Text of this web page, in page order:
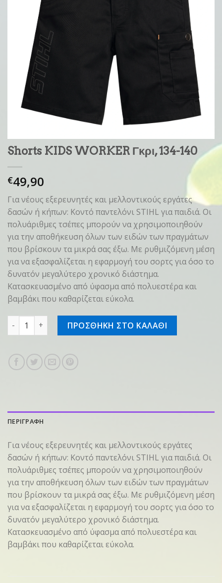
Shorts KIDS WORKER Γκρι, 134-140
€49,90
Για νέους εξερευνητές και μελλοντικούς εργάτες
δασών ή κήπων: Κοντό παντελόνι STIHL για παιδιά. Οι
πολυάριθμες τσέπες μπορούν να χρησιμοποιηθούν
για την αποθήκευση όλων των ειδών των πραγμάτων
που βρίσκουν τα μικρά σας έξω. Με ρυθμιζόμενη μέση
για να εξασφαλίζεται η εφαρμογή του σορτς για όσο το
δυνατόν μεγαλύτερο χρονικό διάστημα.
Κατασκευασμένο από ύφασμα από πολυεστέρα και
βαμβάκι που καθαρίζεται εύκολα.
Shorts KIDS WORKER Γκρι, 134-140 ποσότητα
ΠΡΟΣΘΗΚΗ ΣΤΟ ΚΑΛΑΘΙ
ΠΕΡΙΓΡΑΦΗ
Για νέους εξερευνητές και μελλοντικούς εργάτες
δασών ή κήπων: Κοντό παντελόνι STIHL για παιδιά. Οι
πολυάριθμες τσέπες μπορούν να χρησιμοποιηθούν
για την αποθήκευση όλων των ειδών των πραγμάτων
που βρίσκουν τα μικρά σας έξω. Με ρυθμιζόμενη μέση
για να εξασφαλίζεται η εφαρμογή του σορτς για όσο το
δυνατόν μεγαλύτερο χρονικό διάστημα.
Κατασκευασμένο από ύφασμα από πολυεστέρα και
βαμβάκι που καθαρίζεται εύκολα.